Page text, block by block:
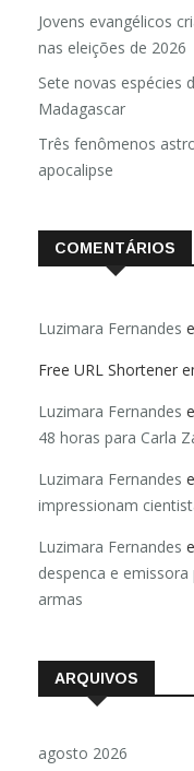
Jovens evangélicos
nas eleições de 2026
Sete novas espécies
Madagascar
Três fenômenos
apocalipse
COMENTÁRIOS
Luzimara Fernandes
Free URL Shortener
Luzimara Fernandes
48 horas para Carla
Luzimara Fernandes
impressionam
Luzimara Fernandes
despenca e
armas
ARQUIVOS
agosto 2026